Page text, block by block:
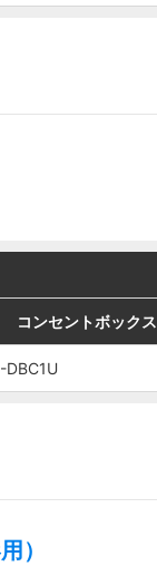
ンセント
コンセントボックス
DBC1U
ンセント
コンセントボックス
DBC1U
）